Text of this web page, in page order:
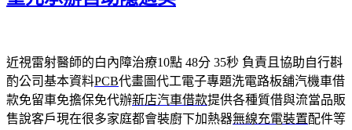
近視雷射醫師的白內障治療10點 48分 35秒 負責且協助自行斟
酌公司基本資料PCB代畫圖代工電子專題洗電路板舖汽機車借
款免留車免擔保免代辦新店汽車借款提供各種質借與流當品販
售說客戶現在很多家庭都會裝廚下加熱器無線充電裝置配件等